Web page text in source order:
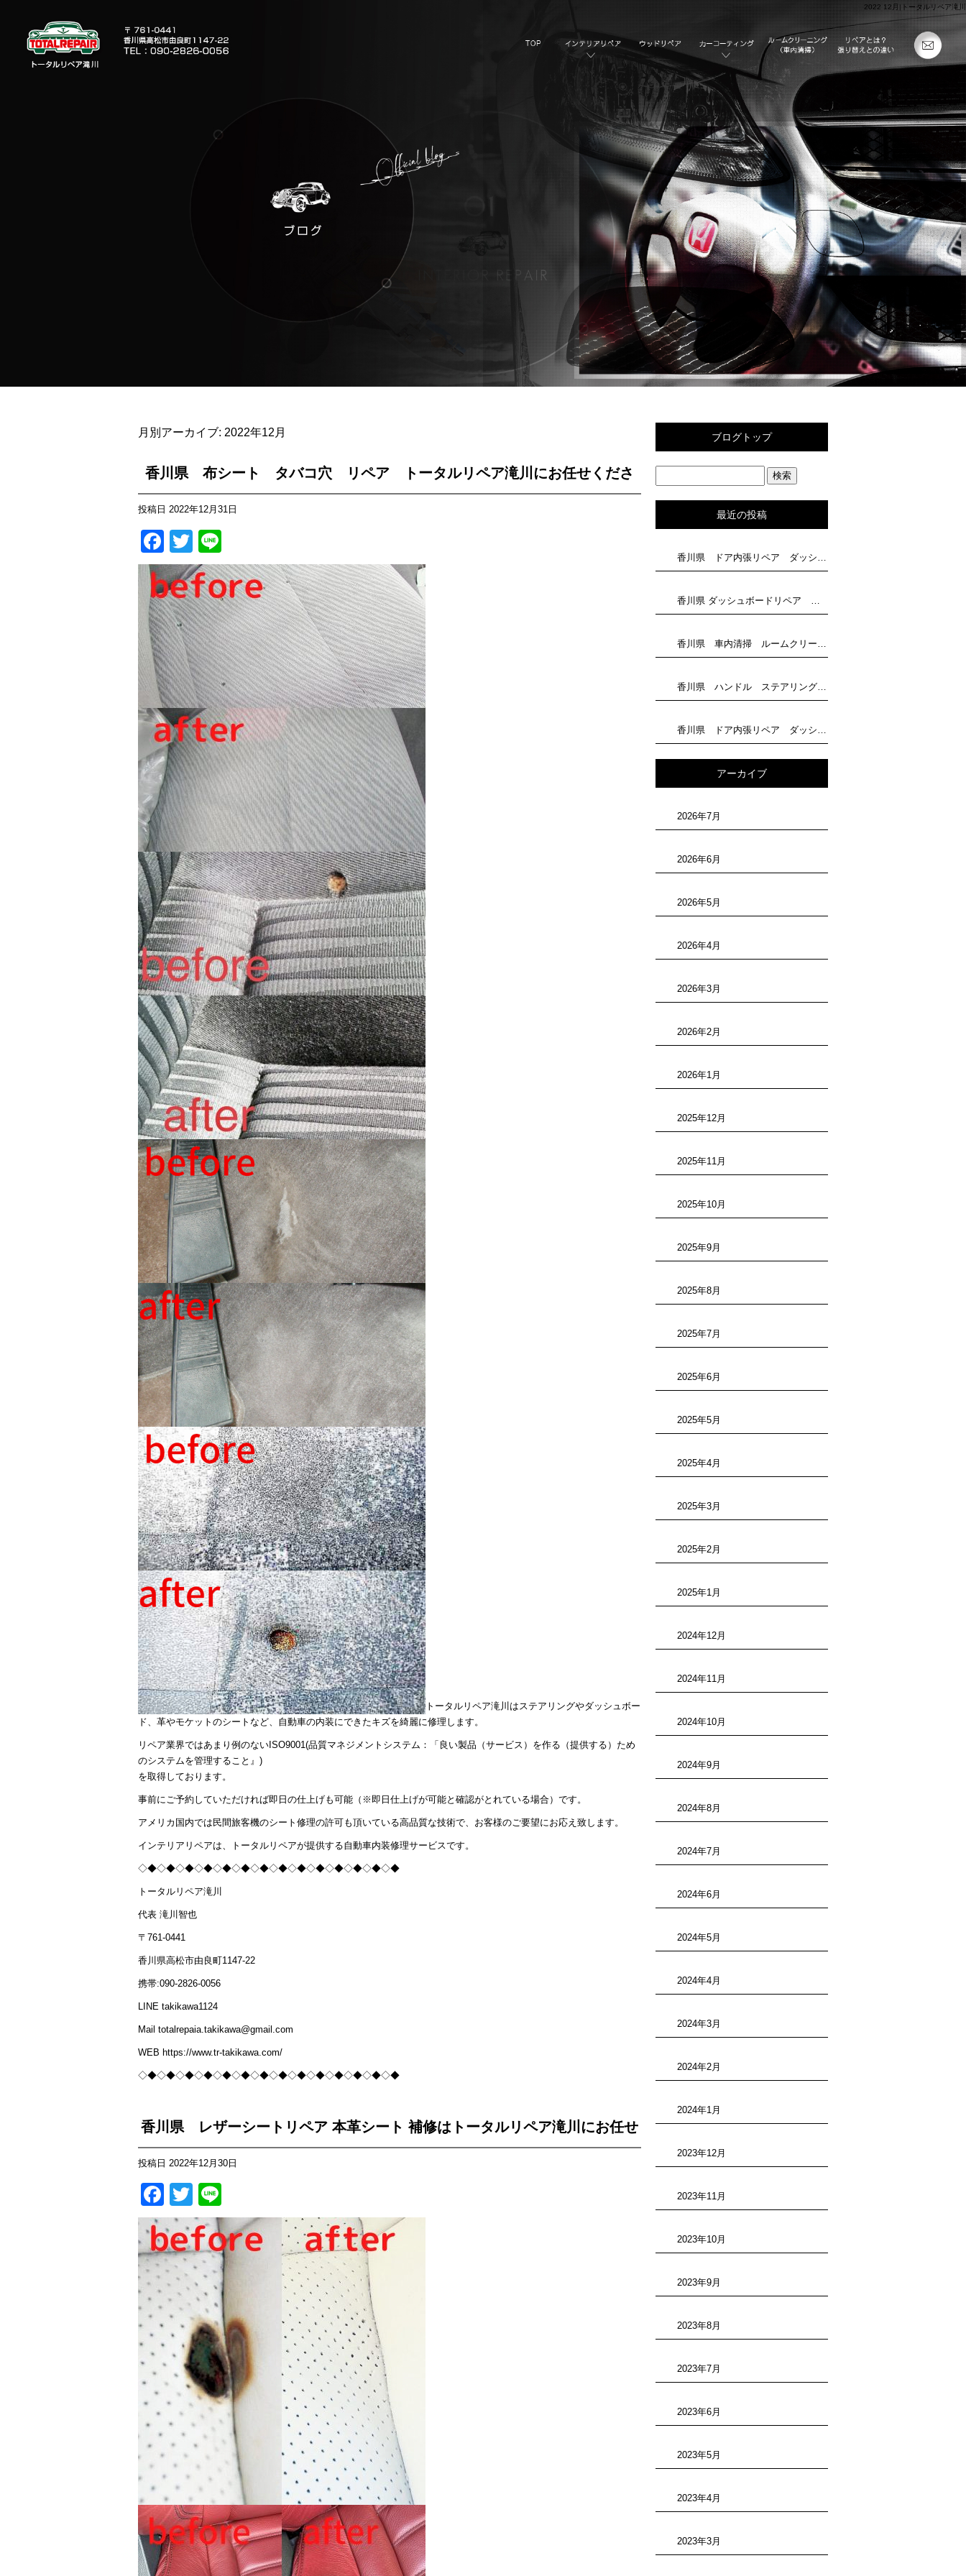
2022 12月|トータルリペア滝川
月別アーカイブ: 2022年12月
香川県 布シート タバコ穴 リペア トータルリペア滝川にお任せくださ
投稿日 2022年12月31日
Facebook
Twitter
トータルリペア滝川はステアリングやダッシュボー
ド、革やモケットのシートなど、自動車の内装にできたキズを綺麗に修理します。
リペア業界ではあまり例のないISO9001(品質マネジメントシステム：「良い製品（サービス）を作る（提供する）ため
のシステムを管理すること』)
を取得しております。
事前にご予約していただければ即日の仕上げも可能（※即日仕上げが可能と確認がとれている場合）です。
アメリカ国内では民間旅客機のシート修理の許可も頂いている高品質な技術で、お客様のご要望にお応え致します。
インテリアリペアは、トータルリペアが提供する自動車内装修理サービスです。
◇◆◇◆◇◆◇◆◇◆◇◆◇◆◇◆◇◆◇◆◇◆◇◆◇◆◇◆
トータルリペア滝川
代表 滝川智也
〒761-0441
香川県高松市由良町1147-22
携帯:090-2826-0056
LINE takikawa1124
Mail totalrepaia.takikawa@gmail.com
WEB https://www.tr-takikawa.com/
◇◆◇◆◇◆◇◆◇◆◇◆◇◆◇◆◇◆◇◆◇◆◇◆◇◆◇◆
香川県 レザーシートリペア 本革シート 補修はトータルリペア滝川にお任せ
投稿日 2022年12月30日
Facebook
Twitter
ブログトップ
最近の投稿
香川県 ドア内張リペア ダッシュボード補修 トータルリペア滝川にお任せください
香川県 ダッシュボードリペア トータルリペア滝川にお任せください
香川県 車内清掃 ルームクリーニングはトータルリペア滝川にお任せください！
香川県 ハンドル ステアリング 剥がれリペア トータルリペア滝川にお任せください
香川県 ドア内張リペア ダッシュボード補修 トータルリペア滝川にお任せください
アーカイブ
2026年7月
2026年6月
2026年5月
2026年4月
2026年3月
2026年2月
2026年1月
2025年12月
2025年11月
2025年10月
2025年9月
2025年8月
2025年7月
2025年6月
2025年5月
2025年4月
2025年3月
2025年2月
2025年1月
2024年12月
2024年11月
2024年10月
2024年9月
2024年8月
2024年7月
2024年6月
2024年5月
2024年4月
2024年3月
2024年2月
2024年1月
2023年12月
2023年11月
2023年10月
2023年9月
2023年8月
2023年7月
2023年6月
2023年5月
2023年4月
2023年3月